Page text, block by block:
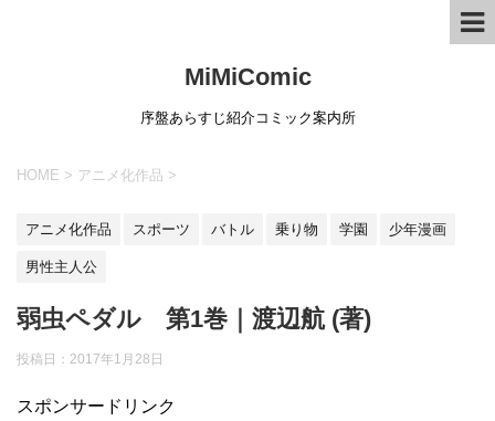
MiMiComic
序盤あらすじ紹介コミック案内所
HOME > アニメ化作品 >
アニメ化作品 スポーツ バトル 乗り物 学園 少年漫画
男性主人公
弱虫ペダル 第1巻｜渡辺航 (著)
投稿日： 2017年1月28日
スポンサードリンク